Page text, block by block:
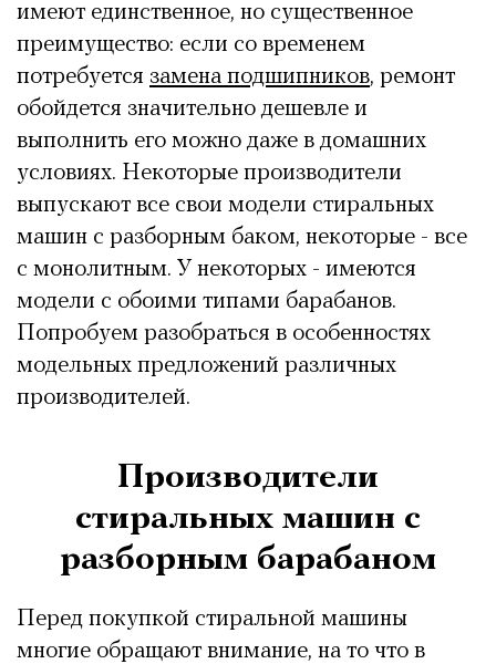
имеют единственное, но существенное
преимущество: если со временем
потребуется замена подшипников, ремонт
обойдется значительно дешевле и
выполнить его можно даже в домашних
условиях. Некоторые производители
выпускают все свои модели стиральных
машин с разборным баком, некоторые - все
с монолитным. У некоторых - имеются
модели с обоими типами барабанов.
Попробуем разобраться в особенностях
модельных предложений различных
производителей.
Производители
стиральных машин с
разборным барабаном
Перед покупкой стиральной машины
многие обращают внимание, на то что в